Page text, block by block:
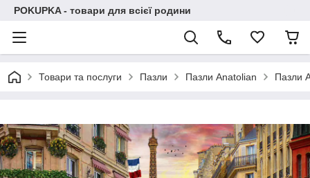
POKUPKA - товари для всієї родини
Товари та послуги Пазли Пазли Anatolian Пазли